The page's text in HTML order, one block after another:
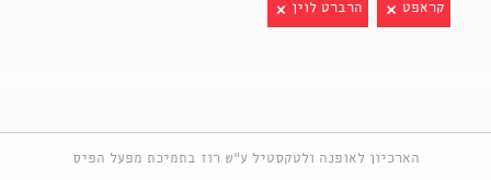
קראפט הרברט לוין
הארכיון לאופנה ולטקסטיל ע"ש רוז בתמיכת מפעל הפיס